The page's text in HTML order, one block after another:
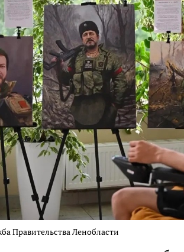
Правительства Ленобласти